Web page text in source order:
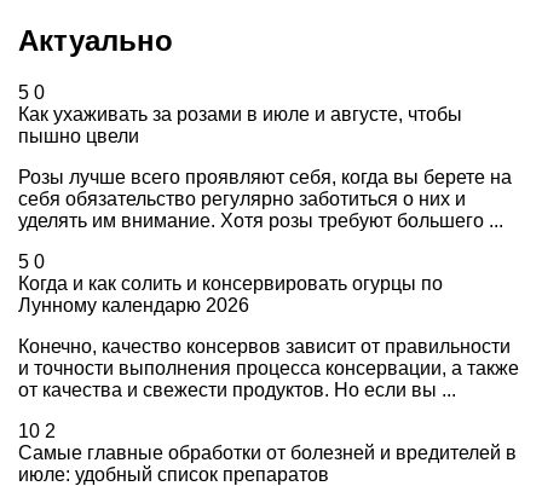
Актуально
5 0
Как ухаживать за розами в июле и августе, чтобы
пышно цвели
Розы лучше всего проявляют себя, когда вы берете на
себя обязательство регулярно заботиться о них и
уделять им внимание. Хотя розы требуют большего ...
5 0
Когда и как солить и консервировать огурцы по
Лунному календарю 2026
Конечно, качество консервов зависит от правильности
и точности выполнения процесса консервации, а также
от качества и свежести продуктов. Но если вы ...
10 2
Самые главные обработки от болезней и вредителей в
июле: удобный список препаратов